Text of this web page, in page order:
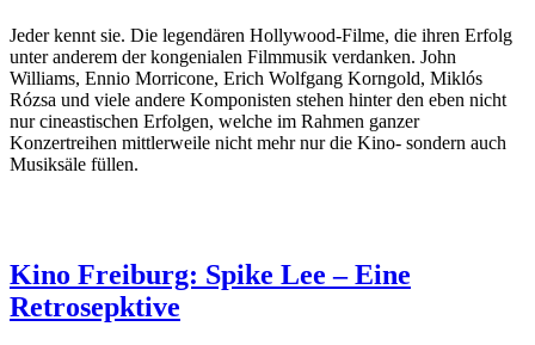
Jeder kennt sie. Die legendären Hollywood-Filme, die ihren Erfolg
unter anderem der kongenialen Filmmusik verdanken. John
Williams, Ennio Morricone, Erich Wolfgang Korngold, Miklós
Rózsa und viele andere Komponisten stehen hinter den eben nicht
nur cineastischen Erfolgen, welche im Rahmen ganzer
Konzertreihen mittlerweile nicht mehr nur die Kino- sondern auch
Musiksäle füllen.
Kino Freiburg: Spike Lee – Eine
Retrosepktive